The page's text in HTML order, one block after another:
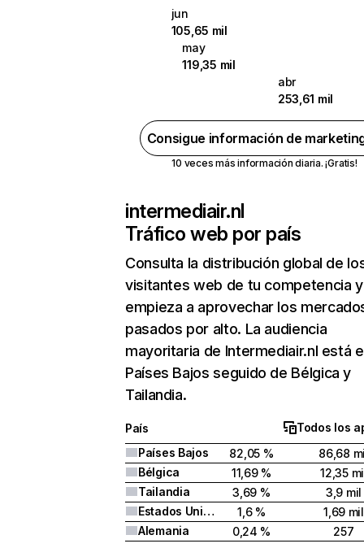
jun
105,65 mil
may
119,35 mil
abr
253,61 mil
Consigue información de
10 veces más información diaria. ¡Gratis!
intermediair.nl
Tráfico web por país
Consulta la distribución global de
visitantes web de tu competencia y
empieza a aprovechar los
pasados por alto. La audiencia
mayoritaria de Intermediair.nl está
Países Bajos seguido de Bélgica y
Tailandia.
País
Todos los
Países Bajos
82,05 %
86,68
Bélgica
11,69 %
12,35
Tailandia
3,69 %
3,9 mil
Estados Unidos
1,6 %
1,69 mil
Alemania
0,24 % 257